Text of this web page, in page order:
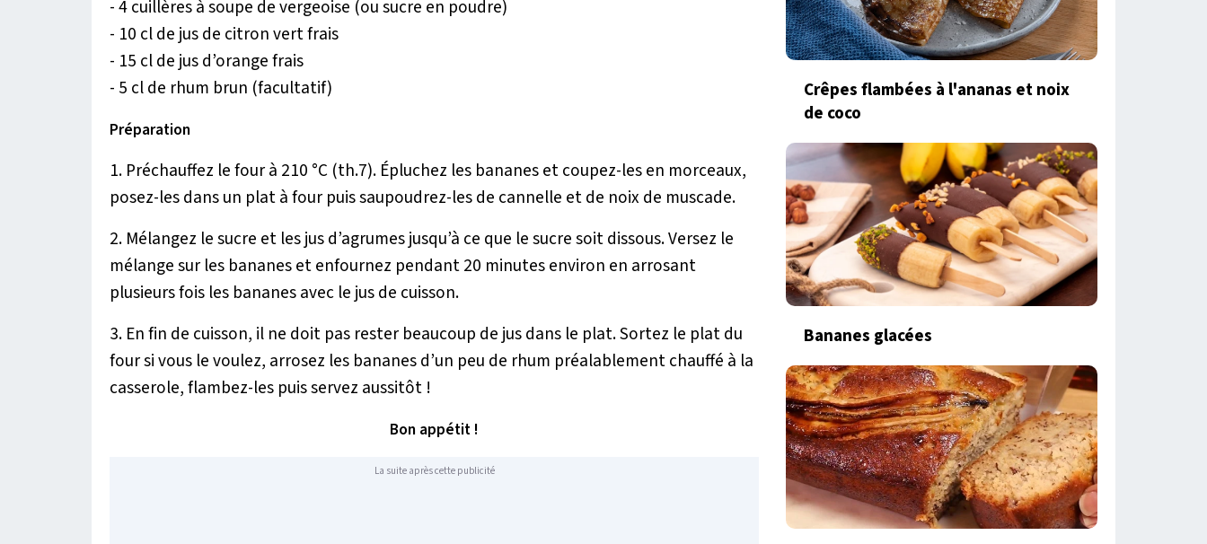
- 4 cuillères à soupe de vergeoise (ou sucre en poudre)
- 10 cl de jus de citron vert frais
- 15 cl de jus d’orange frais
- 5 cl de rhum brun (facultatif)
Préparation
1. Préchauffez le four à 210 °C (th.7). Épluchez les bananes et coupez-les en morceaux,
posez-les dans un plat à four puis saupoudrez-les de cannelle et de noix de muscade.
2. Mélangez le sucre et les jus d’agrumes jusqu’à ce que le sucre soit dissous. Versez le
mélange sur les bananes et enfournez pendant 20 minutes environ en arrosant
plusieurs fois les bananes avec le jus de cuisson.
3. En fin de cuisson, il ne doit pas rester beaucoup de jus dans le plat. Sortez le plat du
four si vous le voulez, arrosez les bananes d’un peu de rhum préalablement chauffé à la
casserole, flambez-les puis servez aussitôt !
Bon appétit !
La suite après cette publicité
Crêpes flambées à l'ananas et noix
de coco
Bananes glacées